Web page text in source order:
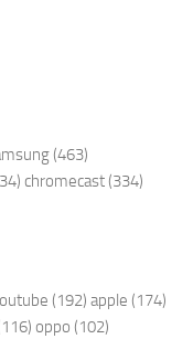
(463)
chromecast (334)
(192) apple (174)
oppo (102)